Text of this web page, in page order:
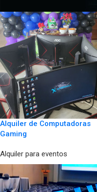
Alquiler de Computadoras
Gaming
Alquiler para eventos